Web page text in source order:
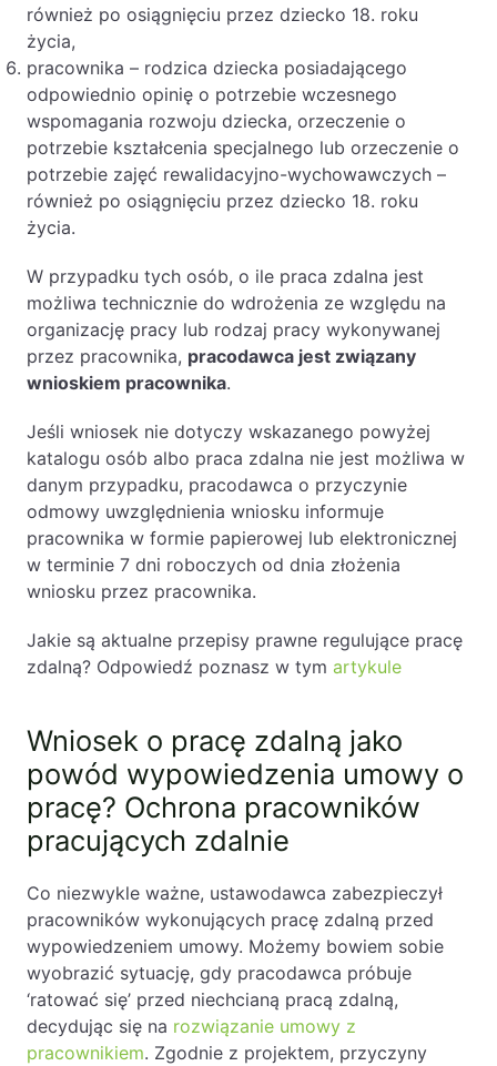
również po osiągnięciu przez dziecko 18. roku
życia,
pracownika – rodzica dziecka posiadającego
odpowiednio opinię o potrzebie wczesnego
wspomagania rozwoju dziecka, orzeczenie o
potrzebie kształcenia specjalnego lub orzeczenie o
potrzebie zajęć rewalidacyjno-wychowawczych –
również po osiągnięciu przez dziecko 18. roku
życia.
W przypadku tych osób, o ile praca zdalna jest
możliwa technicznie do wdrożenia ze względu na
organizację pracy lub rodzaj pracy wykonywanej
przez pracownika, pracodawca jest związany
wnioskiem pracownika.
Jeśli wniosek nie dotyczy wskazanego powyżej
katalogu osób albo praca zdalna nie jest możliwa w
danym przypadku, pracodawca o przyczynie
odmowy uwzględnienia wniosku informuje
pracownika w formie papierowej lub elektronicznej
w terminie 7 dni roboczych od dnia złożenia
wniosku przez pracownika.
Jakie są aktualne przepisy prawne regulujące pracę
zdalną? Odpowiedź poznasz w tym artykule
Wniosek o pracę zdalną jako
powód wypowiedzenia umowy o
pracę? Ochrona pracowników
pracujących zdalnie
Co niezwykle ważne, ustawodawca zabezpieczył
pracowników wykonujących pracę zdalną przed
wypowiedzeniem umowy. Możemy bowiem sobie
wyobrazić sytuację, gdy pracodawca próbuje
‘ratować się’ przed niechcianą pracą zdalną,
decydując się na rozwiązanie umowy z
pracownikiem. Zgodnie z projektem, przyczyny